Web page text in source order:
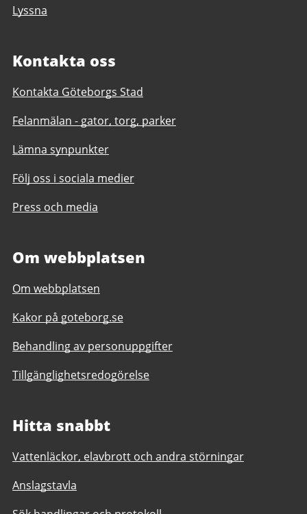
Lyssna
Kontakta oss
Kontakta Göteborgs Stad
Felanmälan - gator, torg, parker
Lämna synpunkter
Följ oss i sociala medier
Press och media
Om webbplatsen
Om webbplatsen
Kakor på goteborg.se
Behandling av personuppgifter
Tillgänglighetsredogörelse
Hitta snabbt
Vattenläckor, elavbrott och andra störningar
Anslagstavla